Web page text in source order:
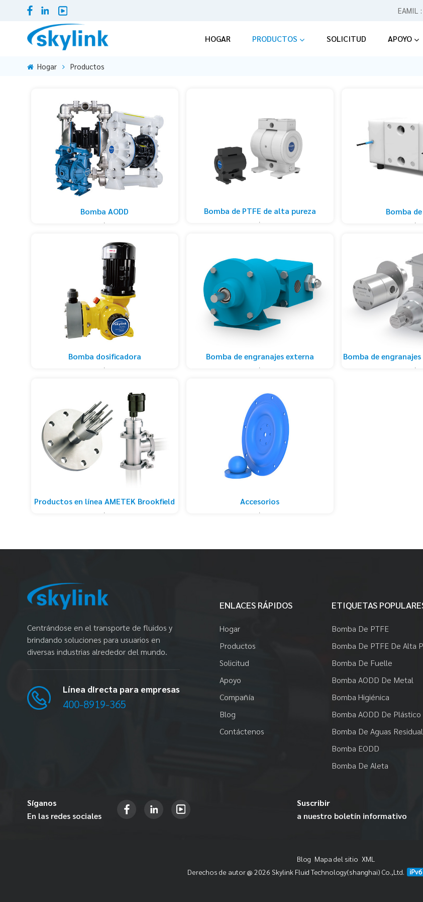
EAMIL :
HOGAR PRODUCTOS SOLICITUD APOYO
Hogar Productos
Bomba AODD Bomba de PTFE de alta pureza Bomba
Bomba dosificadora Bomba de engranajes externa Bomba de
Productos en línea AMETEK Brookfield Accesorios
Centrándose en el transporte de fluidos y
brindando soluciones para usuarios en
diversas industrias alrededor del mundo.
Línea directa para empresas
400-8919-365
ENLACES RÁPIDOS
Hogar
Productos
Solicitud
Apoyo
Compañía
Blog
Contáctenos
ETIQUETAS
Bomba De PTFE
Bomba De PTFE De Alta
Bomba De Fuelle
Bomba AODD De Metal
Bomba Higiénica
Bomba AODD De Plástico
Bomba De Aguas
Bomba EODD
Bomba De Aleta
Síganos
En las redes sociales
Suscribir
a nuestro boletín informativo
Blog Mapa del sitio XML
Derechos de autor @ 2026 Skylink Fluid Technology(shanghai) Co.,Ltd.